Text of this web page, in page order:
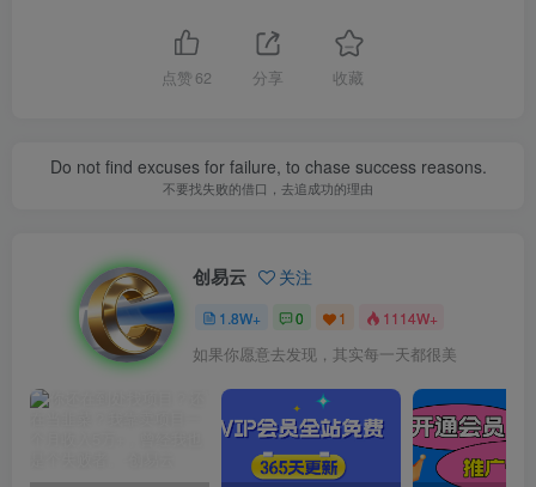
点赞 62 分享 收藏
Do not find excuses for failure, to chase success reasons.
不要找失败的借口，去追成功的理由
创易云 关注
1.8W+ 0 1 1114W+
如果你愿意去发现，其实每一天都很美